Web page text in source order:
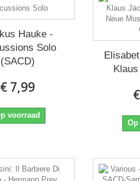
Hauke -
Solo
(SACD)
€ 7,99
voorraad
Op